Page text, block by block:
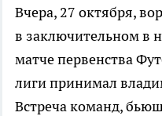
Вчера, 27 октября,
в заключительном в
матче первенства
лиги принимал
Встреча команд,